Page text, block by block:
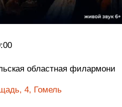
областная филармони
4, Гомель